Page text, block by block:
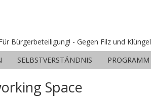
Bürgerbeteiligung! - Gegen Filz und Klüngel
SELBSTVERSTÄNDNIS PROGRAMM
Space